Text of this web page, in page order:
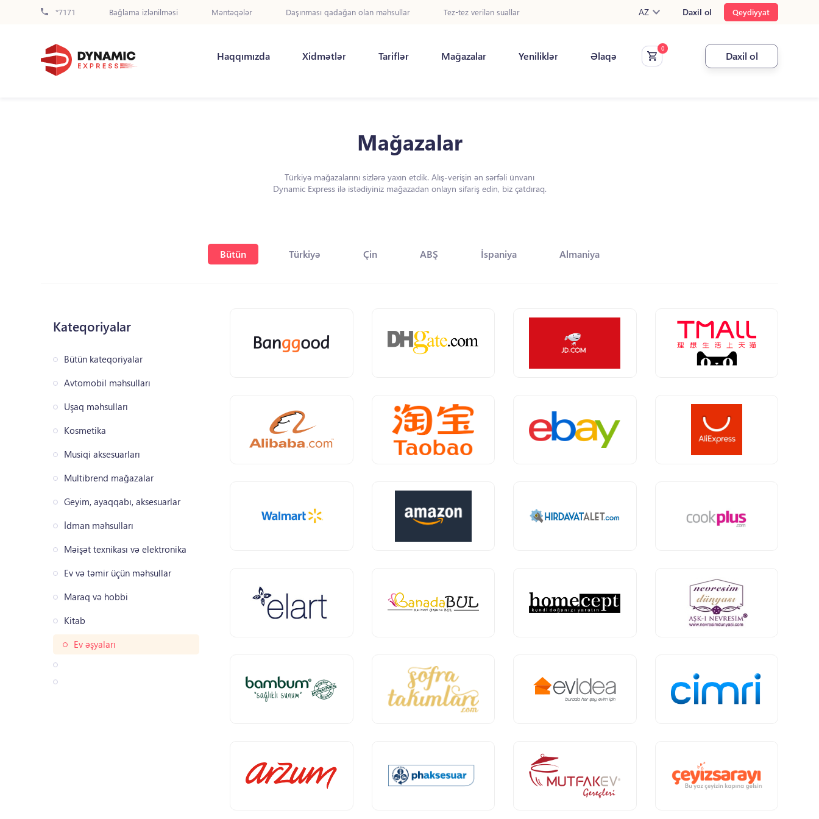
*7171 Bağlama izlənilməsi Məntəqələr Daşınması qadağan olan məhsullar Tez-tez verilən suallar AZ Daxil ol Qeydiyyat
Haqqımızda Xidmətlər Tariflər Mağazalar Yeniliklər Əlaqə Daxil ol
Mağazalar
Türkiyə mağazalarını sizlərə yaxın etdik. Alış-verişin ən sərfəli ünvanı
Dynamic Express ilə istədiyiniz mağazadan onlayn sifariş edin, biz çatdıraq.
Bütün Türkiyə Çin ABŞ İspaniya Almaniya
Kateqoriyalar
Bütün kateqoriyalar
Avtomobil məhsulları
Uşaq məhsulları
Kosmetika
Musiqi aksesuarları
Multibrend mağazalar
Geyim, ayaqqabı, aksesuarlar
İdman məhsulları
Məişət texnikası və elektronika
Ev və təmir üçün məhsullar
Maraq və hobbi
Kitab
Ev əşyaları